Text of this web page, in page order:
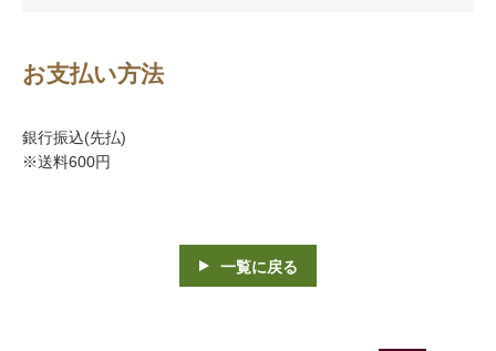
お支払い方法
銀行振込(先払)
※送料600円
一覧に戻る